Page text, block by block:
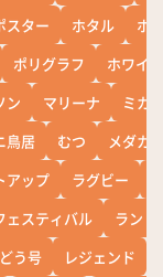
スター ホタル
ホ
ポリグラフ
ホワイ
ン マリーナ
ミカ
鳥居 むつ
メダカ
アップ ラグビー
ェスティバル
ランド
う号 レジェンド